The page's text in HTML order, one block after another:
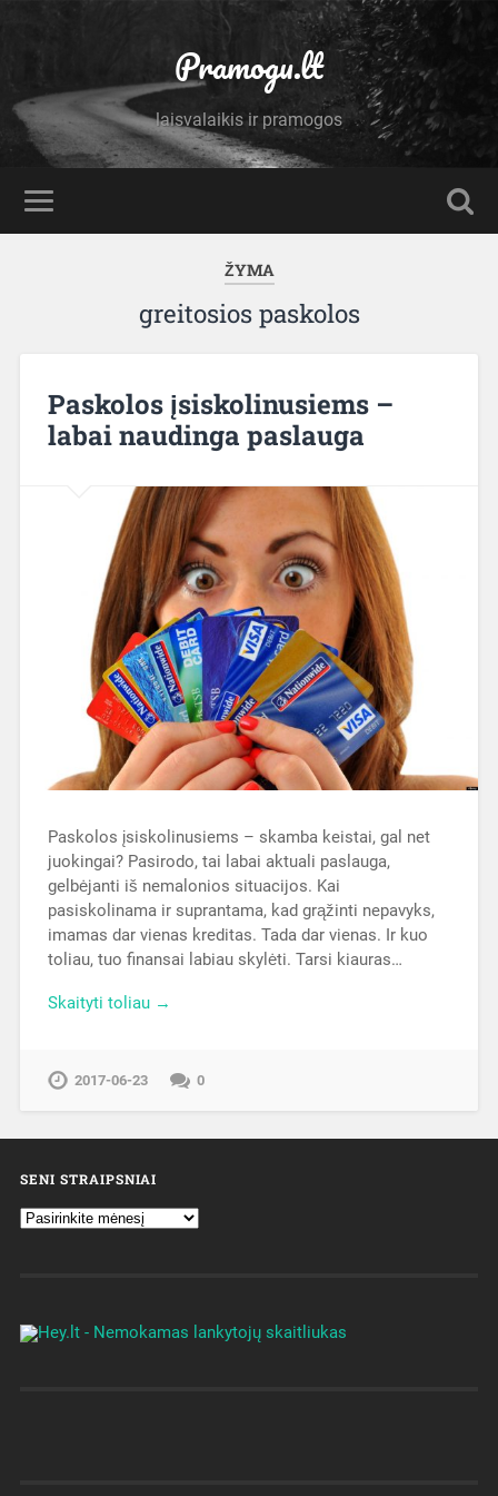
Pramogu.lt
laisvalaikis ir pramogos
ŽYMA
greitosios paskolos
Paskolos įsiskolinusiems –
labai naudinga paslauga
Paskolos įsiskolinusiems – skamba keistai, gal net
juokingai? Pasirodo, tai labai aktuali paslauga,
gelbėjanti iš nemalonios situacijos. Kai
pasiskolinama ir suprantama, kad grąžinti nepavyks,
imamas dar vienas kreditas. Tada dar vienas. Ir kuo
toliau, tuo finansai labiau skylėti. Tarsi kiauras…
Skaityti toliau →
2017-06-23 0
SENI STRAIPSNIAI